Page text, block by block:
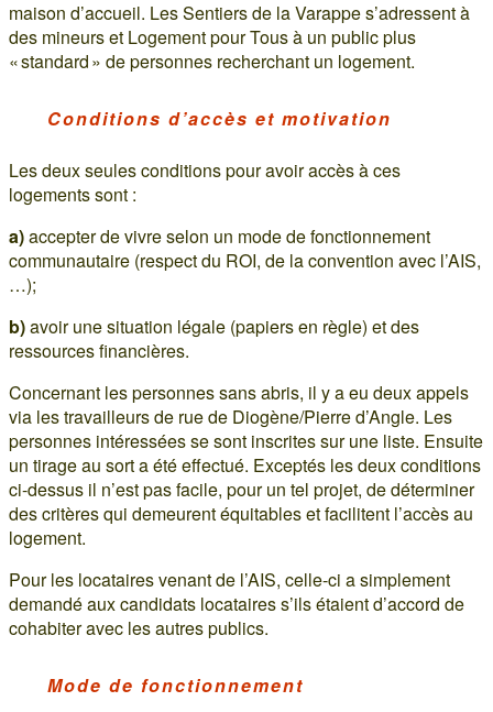
maison d’accueil. Les Sentiers de la Varappe s’adressent à
des mineurs et Logement pour Tous à un public plus
« standard » de personnes recherchant un logement.
Conditions d’accès et motivation
Les deux seules conditions pour avoir accès à ces
logements sont :
a)accepter de vivre selon un mode de fonctionnement
communautaire (respect du ROI, de la convention avec l’AIS,
…);
b)avoir une situation légale (papiers en règle) et des
ressources financières.
Concernant les personnes sans abris, il y a eu deux appels
via les travailleurs de rue de Diogène/Pierre d’Angle. Les
personnes intéressées se sont inscrites sur une liste. Ensuite
un tirage au sort a été effectué. Exceptés les deux conditions
ci-dessus il n’est pas facile, pour un tel projet, de déterminer
des critères qui demeurent équitables et facilitent l’accès au
logement.
Pour les locataires venant de l’AIS, celle-ci a simplement
demandé aux candidats locataires s’ils étaient d’accord de
cohabiter avec les autres publics.
Mode de fonctionnement